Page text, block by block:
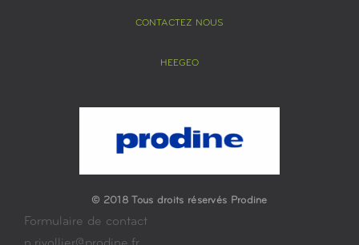
CONTACTEZ NOUS
HEEGEO
© 2018 Tous droits réservés Prodine
Formulaire de contact